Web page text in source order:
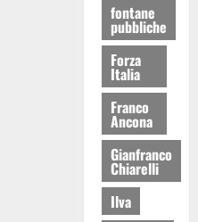
fontane
pubbliche
Forza
Italia
Franco
Ancona
Gianfranco
Chiarelli
Ilva